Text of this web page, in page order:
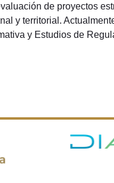
de proyectos
y territorial.
y Estudios de